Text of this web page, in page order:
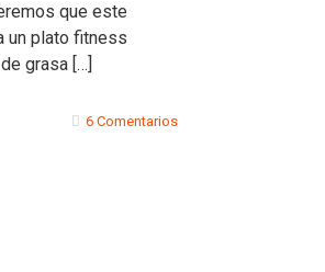
que este
un plato fitness
grasa […]
6 Comentarios